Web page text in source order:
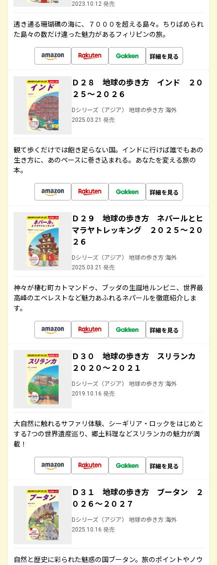
2023.10.12 発売
透き通る珊瑚礁の海に、７０００を超える島々。ちりばめられ
た島々の数だけ違った魅力があるフィリピンの旅。
詳細を見る
Ｄ２８ 地球の歩き方 インド ２０
２５～２０２６
Dシリーズ（アジア） 地球の歩き方 海外
2025.03.21 発売
観て歩くだけでは飽き足らない国。インドに行けば誰でもあの
生き方に、あのペースに巻き込まれる。あなたを変える旅の
本。
詳細を見る
Ｄ２９ 地球の歩き方 ネパールとヒ
マラヤトレッキング ２０２５～２０
２６
Dシリーズ（アジア） 地球の歩き方 海外
2025.03.21 発売
神々が棲む町カトマンドゥ、ブッダの生誕地ルンビニ、世界最
高峰のエベレストなど魅力あふれるネパールを徹底紹介しま
す。
詳細を見る
Ｄ３０ 地球の歩き方 スリランカ
２０２０～２０２１
Dシリーズ（アジア） 地球の歩き方 海外
2019.10.16 発売
大自然に触れるサファリ体験、シーギリア・ロックをはじめと
する7つの世界遺産巡り、郷土料理などスリランカの魅力が満
載！
詳細を見る
Ｄ３１ 地球の歩き方 ブータン ２
０２６～２０２７
Dシリーズ（アジア） 地球の歩き方 海外
2025.10.16 発売
自然と歴史に彩られた魅惑の国ブータン。旅のポイントやノウ